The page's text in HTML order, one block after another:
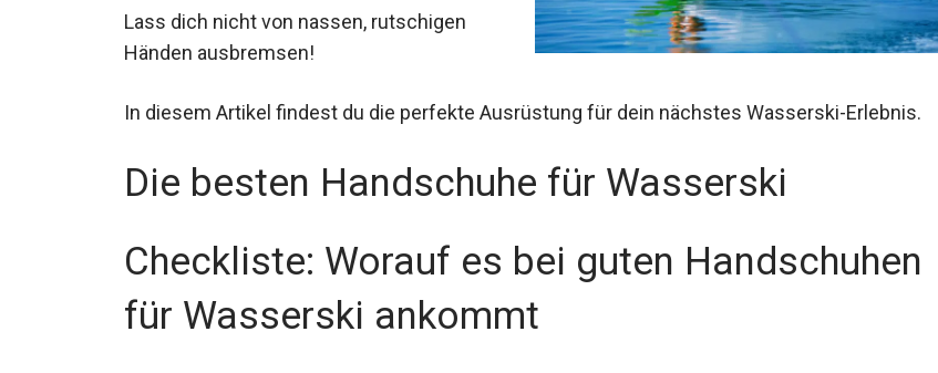
Lass dich nicht von nassen, rutschigen
Händen ausbremsen!
In diesem Artikel findest du die perfekte Ausrüstung für dein nächstes Wasserski-Erlebnis.
Die besten Handschuhe für Wasserski
Checkliste: Worauf es bei guten Handschuhen
für Wasserski ankommt